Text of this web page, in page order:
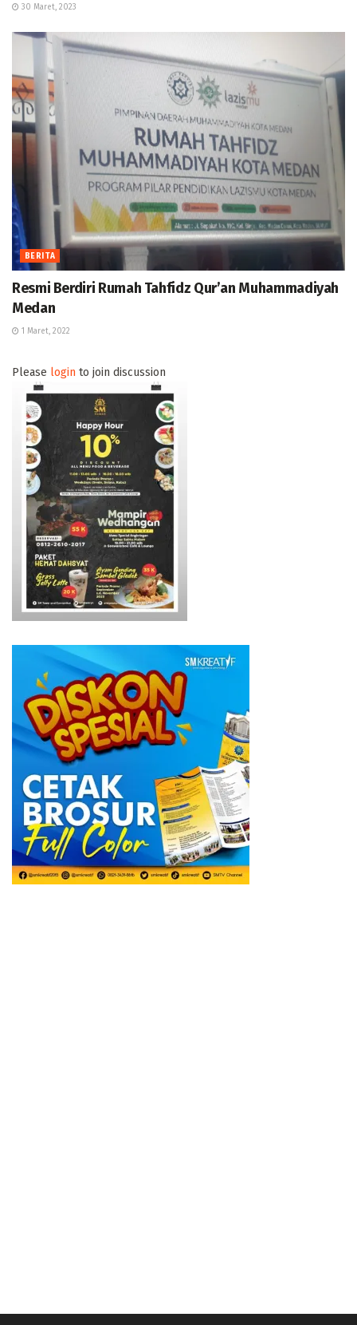
30 Maret, 2023
BERITA
Resmi Berdiri Rumah Tahfidz Qur’an Muhammadiyah
Medan
1 Maret, 2022
Please login to join discussion